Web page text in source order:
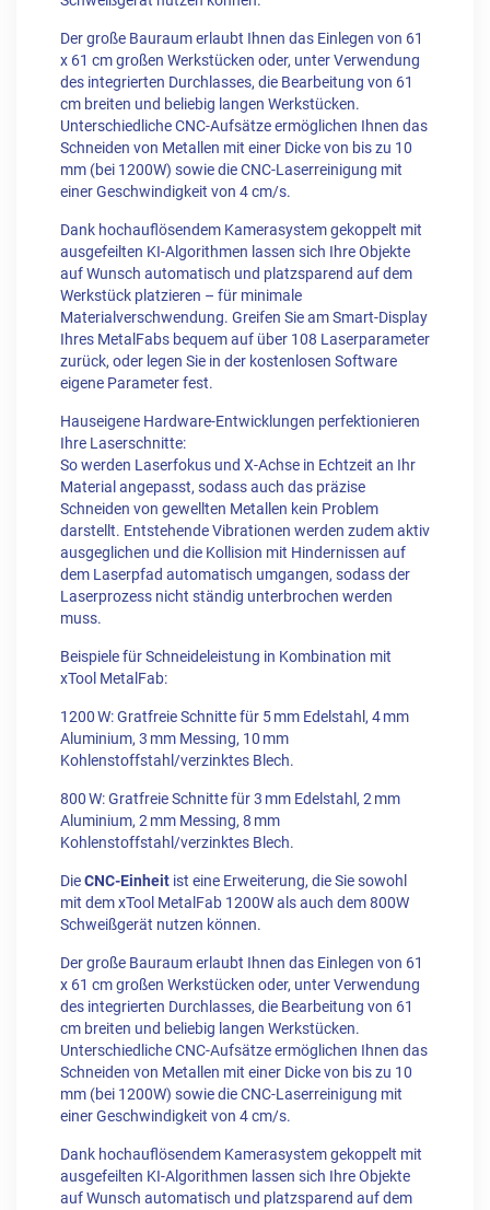
Der große Bauraum erlaubt Ihnen das Einlegen von 61
x 61 cm großen Werkstücken oder, unter Verwendung
des integrierten Durchlasses, die Bearbeitung von 61
cm breiten und beliebig langen Werkstücken.
Unterschiedliche CNC-Aufsätze ermöglichen Ihnen das
Schneiden von Metallen mit einer Dicke von bis zu 10
mm (bei 1200W) sowie die CNC-Laserreinigung mit
einer Geschwindigkeit von 4 cm/s.
Dank hochauflösendem Kamerasystem gekoppelt mit
ausgefeilten KI-Algorithmen lassen sich Ihre Objekte
auf Wunsch automatisch und platzsparend auf dem
Werkstück platzieren – für minimale
Materialverschwendung. Greifen Sie am Smart-Display
Ihres MetalFabs bequem auf über 108 Laserparameter
zurück, oder legen Sie in der kostenlosen Software
eigene Parameter fest.
Hauseigene Hardware-Entwicklungen perfektionieren
Ihre Laserschnitte:
So werden Laserfokus und X-Achse in Echtzeit an Ihr
Material angepasst, sodass auch das präzise
Schneiden von gewellten Metallen kein Problem
darstellt. Entstehende Vibrationen werden zudem aktiv
ausgeglichen und die Kollision mit Hindernissen auf
dem Laserpfad automatisch umgangen, sodass der
Laserprozess nicht ständig unterbrochen werden
muss.
Beispiele für Schneideleistung in Kombination mit
xTool MetalFab:
1200 W: Gratfreie Schnitte für 5 mm Edelstahl, 4 mm
Aluminium, 3 mm Messing, 10 mm
Kohlenstoffstahl/verzinktes Blech.
800 W: Gratfreie Schnitte für 3 mm Edelstahl, 2 mm
Aluminium, 2 mm Messing, 8 mm
Kohlenstoffstahl/verzinktes Blech.
DieCNC-Einheit ist eine Erweiterung, die Sie sowohl
mit dem xTool MetalFab 1200W als auch dem 800W
Schweißgerät nutzen können.
Der große Bauraum erlaubt Ihnen das Einlegen von 61
x 61 cm großen Werkstücken oder, unter Verwendung
des integrierten Durchlasses, die Bearbeitung von 61
cm breiten und beliebig langen Werkstücken.
Unterschiedliche CNC-Aufsätze ermöglichen Ihnen das
Schneiden von Metallen mit einer Dicke von bis zu 10
mm (bei 1200W) sowie die CNC-Laserreinigung mit
einer Geschwindigkeit von 4 cm/s.
Dank hochauflösendem Kamerasystem gekoppelt mit
ausgefeilten KI-Algorithmen lassen sich Ihre Objekte
auf Wunsch automatisch und platzsparend auf dem